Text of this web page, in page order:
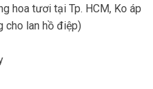
hoa tươi tại Tp. HCM, Ko áp
cho lan hồ điệp)